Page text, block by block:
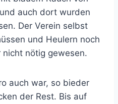
auch dort wurden
Der Verein selbst
und Heulern noch
nötig gewesen.
auch war, so bieder
der Rest. Bis auf